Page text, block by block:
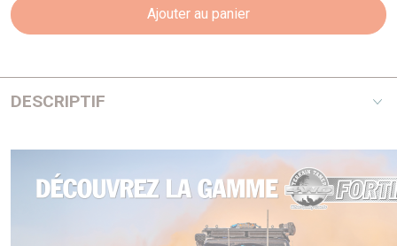
Ajouter au panier
DESCRIPTIF
compartiment et 3 tiroirs, composé de 100 outils, et un tiroir
supplémentaire vide. Composé de clés combinées à cliquet
CLICKRAFT. Verrouillage central.